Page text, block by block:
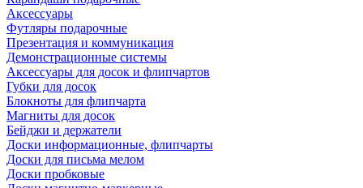
Аксессуары
Футляры подарочные
Презентация и коммуникация
Демонстрационные системы
Аксессуары для досок и флипчартов
Губки для досок
Блокноты для флипчарта
Магниты для досок
Бейджи и держатели
Доски информационные, флипчарты
Доски для письма мелом
Доски пробковые